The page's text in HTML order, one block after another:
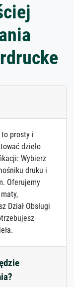
prosty i
dzieło
Wybierz
druku i
Oferujemy
Dział Obsługi